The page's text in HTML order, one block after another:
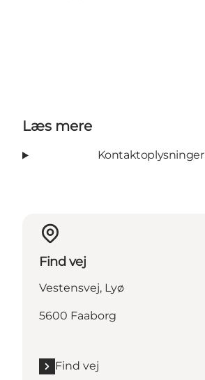
Læs mere
Kontaktoplysninger
Find vej
Vestensvej, Lyø
5600 Faaborg
Find vej